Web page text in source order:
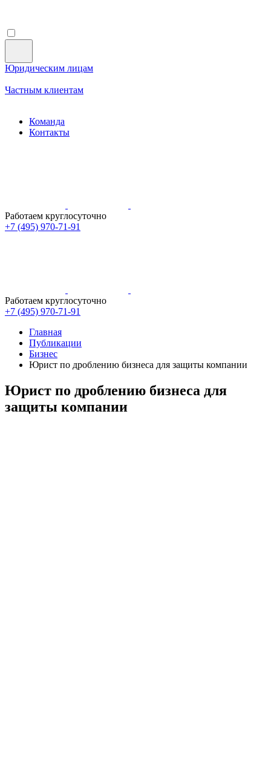
Юридическим лицам
Частным клиентам
Команда
Контакты
Работаем круглосуточно
+7 (495) 970-71-91
Работаем круглосуточно
+7 (495) 970-71-91
Главная
Публикации
Бизнес
Юрист по дроблению бизнеса для защиты компании
Юрист по дроблению бизнеса для
защиты компании